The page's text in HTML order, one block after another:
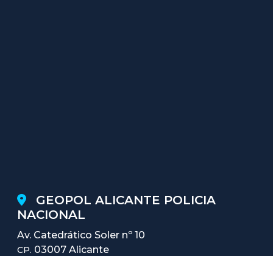
GEOPOL ALICANTE POLICIA
NACIONAL
Av. Catedrático Soler nº 10
CP. 03007 Alicante